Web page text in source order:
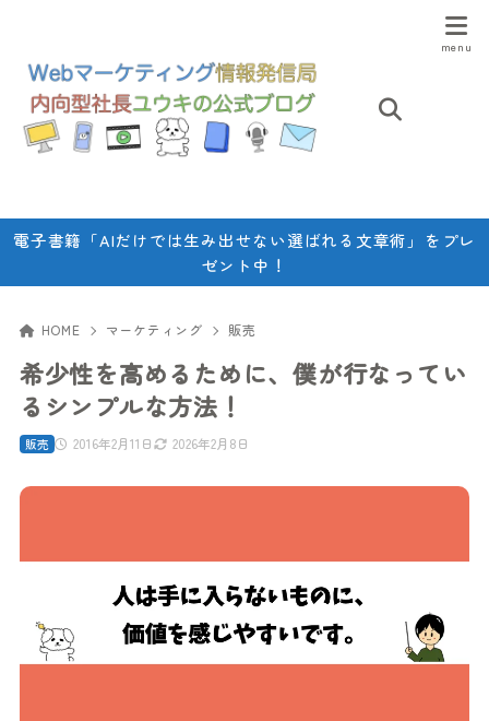
電子書籍「AIだけでは生み出せない選ばれる文章術」をプレ
ゼント中！
HOME マーケティング 販売
希少性を高めるために、僕が行なってい
るシンプルな方法！
2016年2月11日 2026年2月8日
販売